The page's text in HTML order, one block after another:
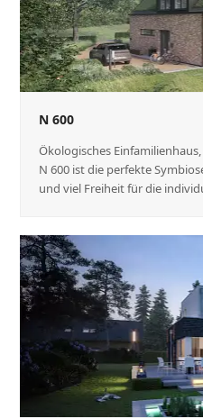
N 600
Ökologisches
N 600 ist die perfekte
und viel Freiheit für die